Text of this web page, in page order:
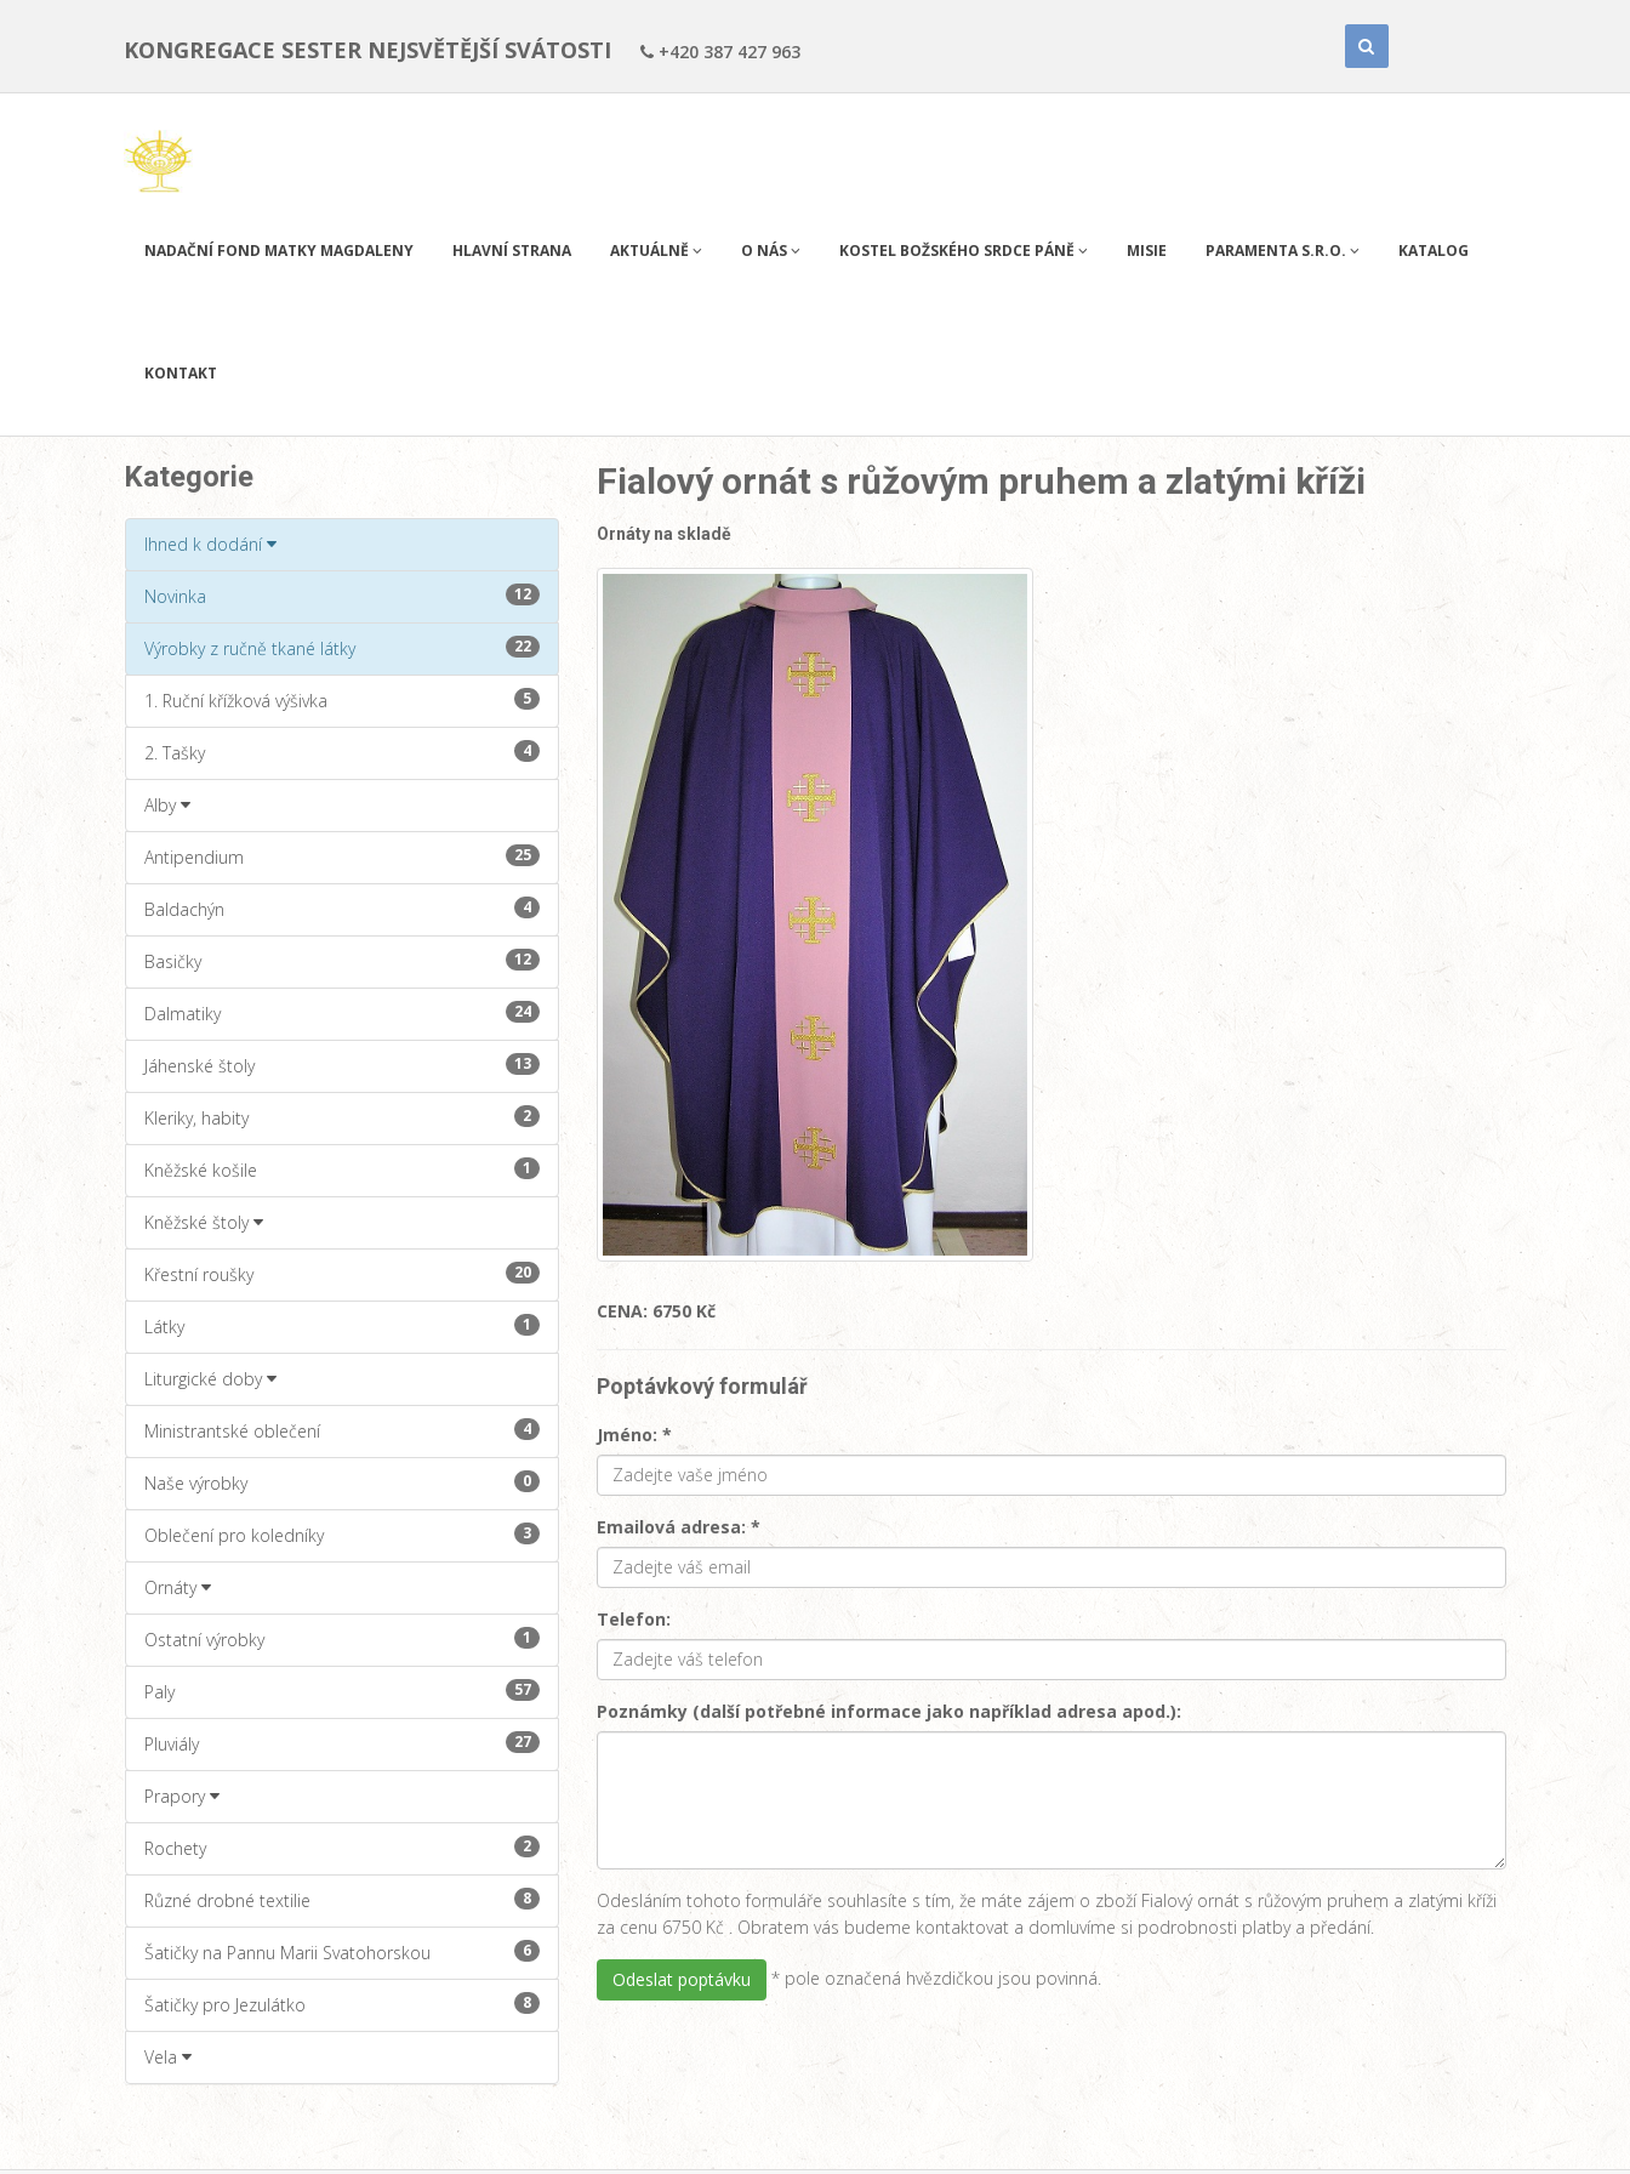
KONGREGACE SESTER NEJSVĚTĚJŠÍ SVÁTOSTI +420 387 427 963
NADAČNÍ FOND MATKY MAGDALENY HLAVNÍ STRANA AKTUÁLNĚ O NÁS KOSTEL BOŽSKÉHO SRDCE PÁNĚ MISIE PARAMENTA S.R.O. KATALOG
KONTAKT
Kategorie
Ihned k dodání
Novinka 12
Výrobky z ručně tkané látky 22
1. Ruční křížková výšivka 5
2. Tašky 4
Alby
Antipendium 25
Baldachýn 4
Basičky 12
Dalmatiky 24
Jáhenské štoly 13
Kleriky, habity 2
Kněžské košile 1
Kněžské štoly
Křestní roušky 20
Látky 1
Liturgické doby
Ministrantské oblečení 4
Naše výrobky 0
Oblečení pro koledníky 3
Ornáty
Ostatní výrobky 1
Paly 57
Pluviály 27
Prapory
Rochety 2
Různé drobné textilie 8
Šatičky na Pannu Marii Svatohorskou 6
Šatičky pro Jezulátko 8
Vela
Fialový ornát s růžovým pruhem a zlatými kříži
Ornáty na skladě
CENA: 6750 Kč
Poptávkový formulář
Jméno: *
Emailová adresa: *
Telefon:
Poznámky (další potřebné informace jako například adresa apod.):
Odesláním tohoto formuláře souhlasíte s tím, že máte zájem o zboží Fialový ornát s růžovým pruhem a zlatými kříži
za cenu 6750 Kč . Obratem vás budeme kontaktovat a domluvíme si podrobnosti platby a předání.
Odeslat poptávku * pole označená hvězdičkou jsou povinná.